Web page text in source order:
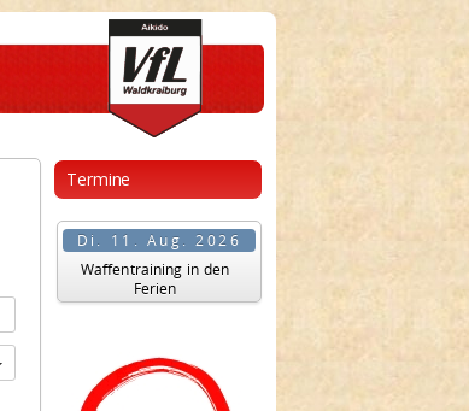
Termine
Di. 11. Aug. 2026
Waffentraining in den
Ferien